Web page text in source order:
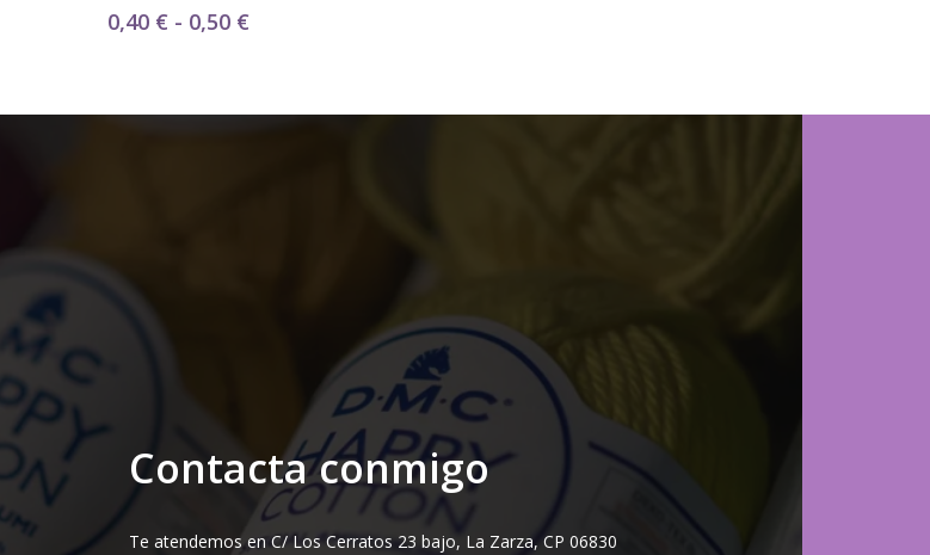
0,40 € - 0,50 €
Contacta conmigo
Te atendemos en C/ Los Cerratos 23 bajo, La Zarza, CP 06830